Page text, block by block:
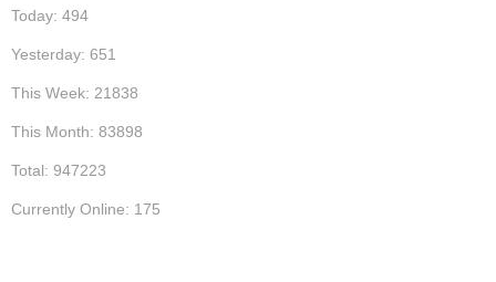
Today: 494
Yesterday: 651
This Week: 21838
This Month: 83898
Total: 947223
Currently Online: 175